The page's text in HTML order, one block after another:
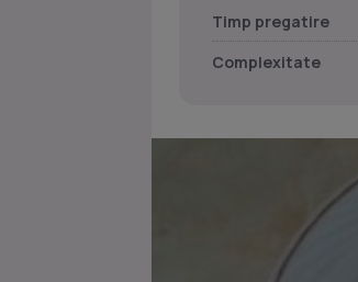
Timp pregatire
Complexitate